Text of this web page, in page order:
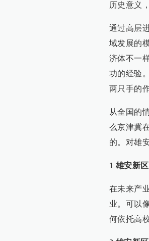
历史意义
通过高层
域发展的
济体不一
功的经验
两只手的
从全国的
么京津冀
的。对雄
1 雄安新
在未来产
业。可以
何依托高